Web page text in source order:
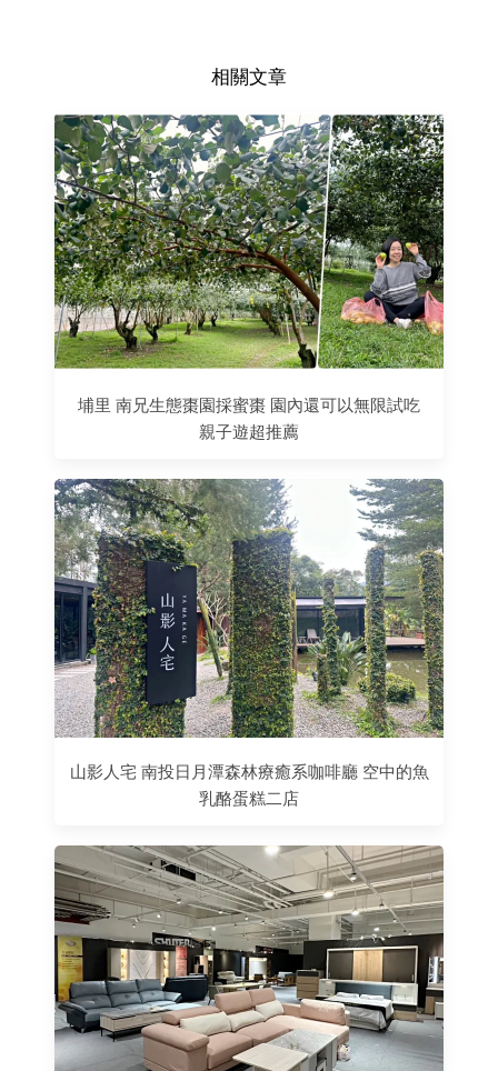
相關文章
埔里 南兄生態棗園採蜜棗 園內還可以無限試吃
親子遊超推薦
山影人宅 南投日月潭森林療癒系咖啡廳 空中的魚
乳酪蛋糕二店